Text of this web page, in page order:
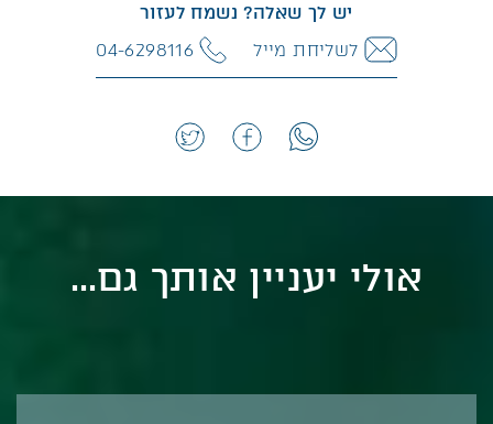
יש לך שאלה? נשמח לעזור
לשליחת מייל
04-6298116
אולי יעניין אותך גם...